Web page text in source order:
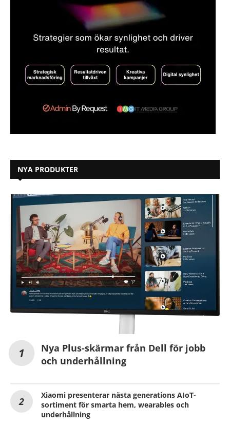
NYA PRODUKTER
Nya Plus-skärmar från Dell för jobb
och underhållning
Xiaomi presenterar nästa generations AIoT-
sortiment för smarta hem, wearables och
underhållning